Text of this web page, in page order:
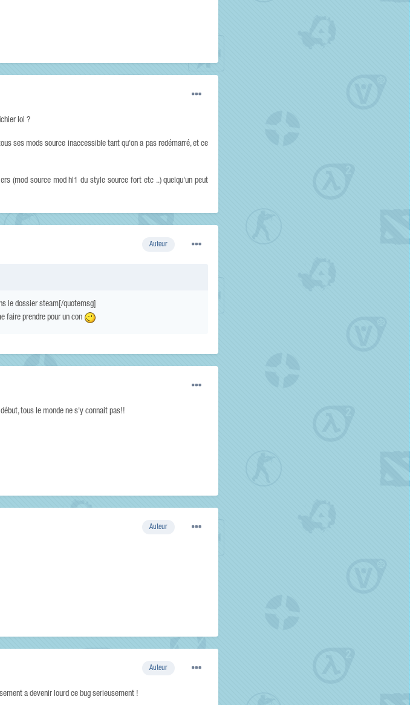
lol ?
ses mods source inaccessible tant qu'on a pas redémarré, et ce
(mod source mod hl1 du style source fort etc ..) quelqu'un peut
Auteur
le dossier steam[/quotemsg]
faire prendre pour un con
tous le monde ne s'y connait pas!!
Auteur
Auteur
a devenir lourd ce bug serieusement !